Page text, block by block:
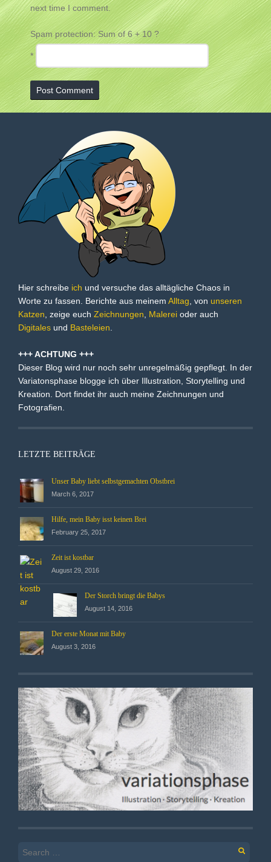
next time I comment.
Spam protection: Sum of 6 + 10 ?
*
Hier schreibe ich und versuche das alltägliche Chaos in
Worte zu fassen. Berichte aus meinem Alltag , von unseren
Katzen , zeige euch Zeichnungen Malerei oder auch
Digitales und Basteleien
+++ ACHTUNG +++
Dieser Blog wird nur noch sehr unregelmäßig gepflegt. In der
Variatonsphase blogge ich über Illustration, Storytelling und
Kreation. Dort findet ihr auch meine Zeichnungen und
Fotografien.
LETZTE BEITRÄGE
Unser Baby liebt selbstgemachten Obstbrei
March 6, 2017
Hilfe, mein Baby isst keinen Brei
February 25, 2017
Zeit ist kostbar
August 29, 2016
Der Storch bringt die Babys
August 14, 2016
Der erste Monat mit Baby
August 3, 2016
Search